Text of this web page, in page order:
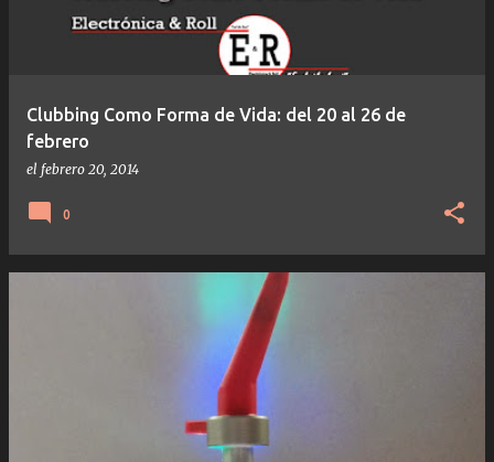
Clubbing Como Forma de Vida: del 20 al 26 de
febrero
el febrero 20, 2014
0